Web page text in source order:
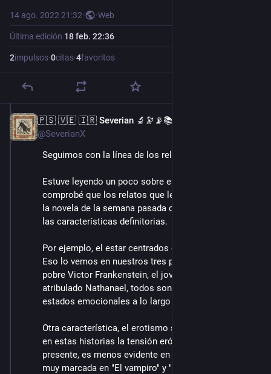
14 ago. 2022 21:32· ·Web
Última edición 18 feb. 22:36
2impulsos·0citas·4favoritos
🇵🇸 🇻🇪 🇮🇷 Severian 🔬🔭📡📚
@SeverianX
Seguimos con la línea de los relatos góticos.
Estuve leyendo un poco sobre este estilo literario, y
comprobé que los relatos que leímos esta semana y
la novela de la semana pasada cumplen muchas de
las características definitorias.
Por ejemplo, el estar centrados en las emociones.
Eso lo vemos en nuestros tres protagonistas: el
pobre Victor Frankenstein, el joven Aubrey, y el
atribulado Nathanael, todos son arrastrados por sus
estados emocionales a lo largo de la trama.
Otra característica, el erotismo sublimado. De nuevo,
en estas historias la tensión erótica está siempre
presente, es menos evidente en "Frankenstein", pero
muy marcada en "El vampiro" y "El hombre de arena"